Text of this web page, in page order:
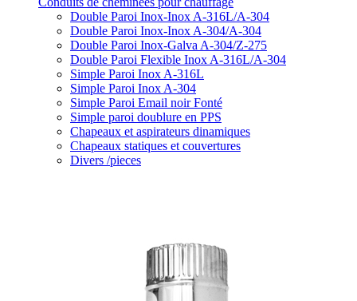
Double Paroi Inox-Inox A-316L/A-304
Double Paroi Inox-Inox A-304/A-304
Double Paroi Inox-Galva A-304/Z-275
Double Paroi Flexible Inox A-316L/A-304
Simple Paroi Inox A-316L
Simple Paroi Inox A-304
Simple Paroi Email noir Fonté
Simple paroi doublure en PPS
Chapeaux et aspirateurs dinamiques
Chapeaux statiques et couvertures
Divers /pieces